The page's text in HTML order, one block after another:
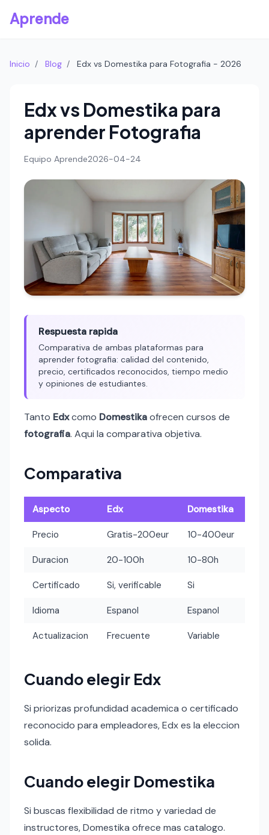
Aprende
Inicio / Blog / Edx vs Domestika para Fotografia - 2026
Edx vs Domestika para
aprender Fotografia
Equipo Aprende2026-04-24
Respuesta rapida
Comparativa de ambas plataformas para
aprender fotografia: calidad del contenido,
precio, certificados reconocidos, tiempo medio
y opiniones de estudiantes.
Tanto Edxcomo Domestikaofrecen cursos de
fotografia. Aqui la comparativa objetiva.
Comparativa
Aspecto Edx Domestika
Precio Gratis-200eur 10-400eur
Duracion 20-100h 10-80h
Certificado Si, verificable Si
Idioma Espanol Espanol
Actualizacion Frecuente Variable
Cuando elegir Edx
Si priorizas profundidad academica o certificado
reconocido para empleadores, Edx es la eleccion
solida.
Cuando elegir Domestika
Si buscas flexibilidad de ritmo y variedad de
instructores, Domestika ofrece mas catalogo.